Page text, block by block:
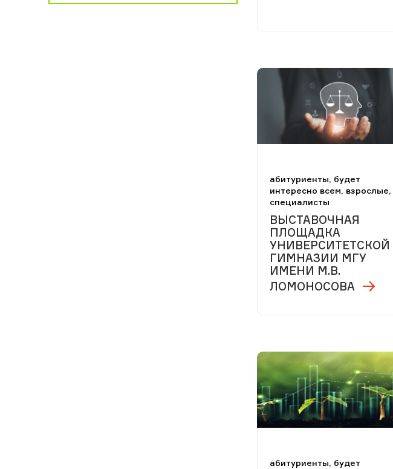
абитуриенты, будет
интересно всем, взрослые,
специалисты
ВЫСТАВОЧНАЯ
ПЛОЩАДКА
УНИВЕРСИТЕТСКОЙ
ГИМНАЗИИ МГУ
ИМЕНИ М.В.
ЛОМОНОСОВА
абитуриенты, будет